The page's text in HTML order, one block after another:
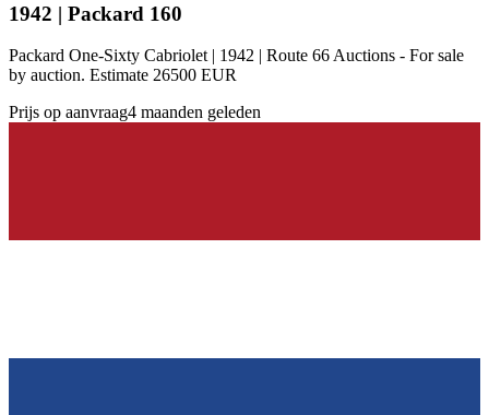
1942 | Packard 160
Packard One-Sixty Cabriolet | 1942 | Route 66 Auctions - For sale
by auction. Estimate 26500 EUR
Prijs op aanvraag4 maanden geleden